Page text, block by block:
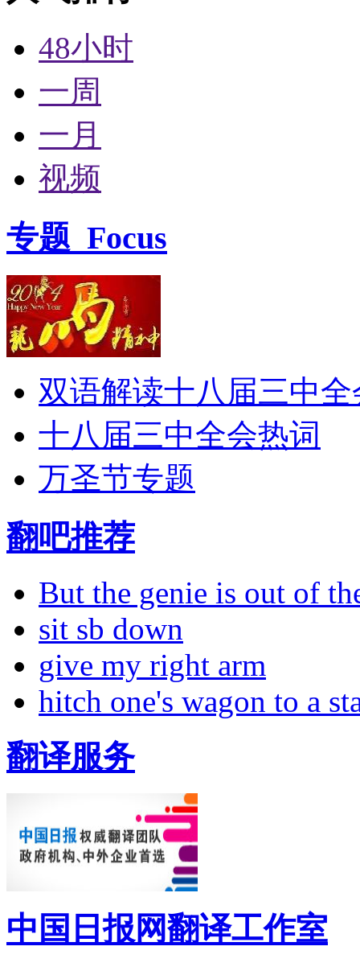
48小时
一周
一月
视频
专题 Focus
双语解读十八届三中全
十八届三中全会热词
万圣节专题
翻吧推荐
But the genie is out of
sit sb down
give my right arm
hitch one's wagon to a
翻译服务
中国日报网翻译工作室